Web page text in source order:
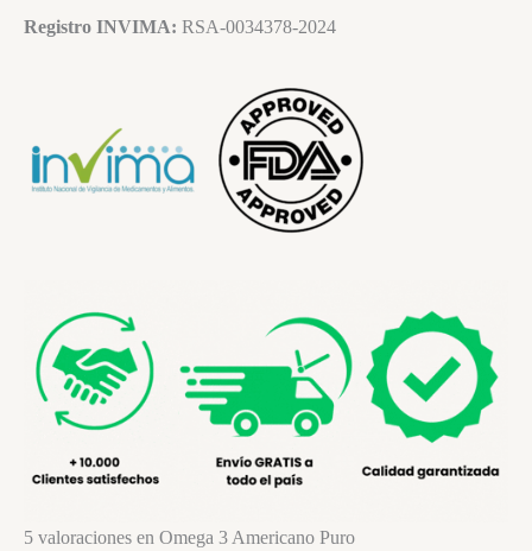
Registro INVIMA: RSA-0034378-2024
5 valoraciones en Omega 3 Americano Puro